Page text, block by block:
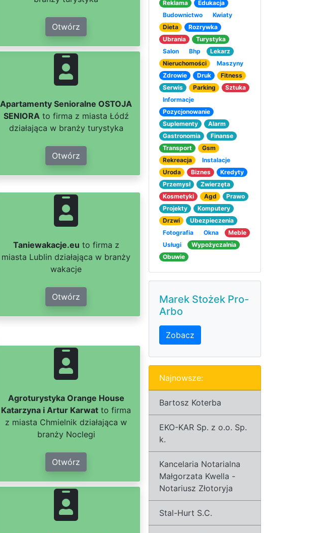
Otwórz
Apartamenty Senioralne OSTOJA
SENIORA to firma z miasta Łódź
działająca w branży turystyka
Otwórz
Taniewakacje.eu to firma z
miasta Lublin działająca w branży
wakacje
Otwórz
Agroturystyka Orange House
Katarzyna i Artur Karwat to firma
z miasta Chmielnik działająca w
branży Noclegi
Otwórz
Reklama
Edukacja
Budownictwo
Kwiaty
Dieta
Rozrywka
Ubrania
Turystyka
Salon
Bhp
Lekarz
Nieruchomości
Maszyny
Zdrowie
Druk
Fitness
Serwis
Parking
Sztuka
Informacje
Pozycjonowanie
Suplementy
Alarm
Gastronomia
Finanse
Transport
Gsm
Rekreacja
Instalacje
Uroda
Biznes
Kredyty
Przemysł
Zwierzęta
Kosmetyki
Agd
Prawo
Projekty
Komputery
Drzwi
Ubezpieczenia
Fotografia
Okna
Meble
Usługi
Wypożyczalnia
Obuwie
Marek Stożek Pro-
Arbo
Zobacz
Najnowsze:
Bartosz Koterba
EKO-KAR Sp. z o.o. Sp.
k.
Kancelaria Notarialna
Małgorzata Kwella -
Notariusz Złotoryja
Stal-Hurt S.C.